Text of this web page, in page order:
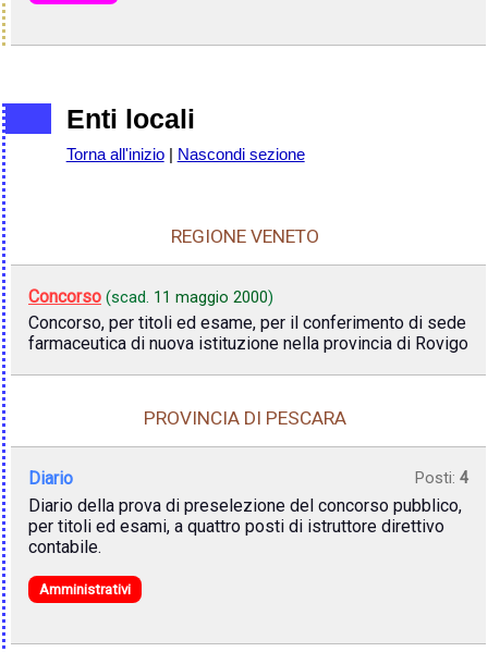
Enti locali
Torna all'inizio| Nascondi sezione
REGIONE VENETO
Concorso (scad. 11 maggio 2000)
Concorso, per titoli ed esame, per il conferimento di sede
farmaceutica di nuova istituzione nella provincia di Rovigo
PROVINCIA DI PESCARA
Diario Posti: 4
Diario della prova di preselezione del concorso pubblico,
per titoli ed esami, a quattro posti di istruttore direttivo
contabile.
Amministrativi